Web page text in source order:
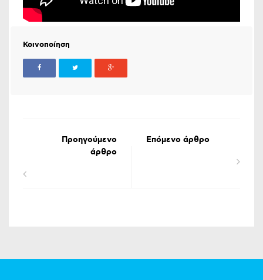
Κοινοποίηση
Προηγούμενο
άρθρο
Επόμενο άρθρο